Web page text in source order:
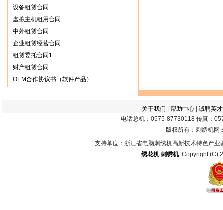
·设备租赁合同
·虚拟主机租用合同
·中外租赁合同
·企业租赁经营合同
·租赁委托合同1
·财产租赁合同
·OEM合作协议书（软件产品）
关于我们 帮助中心| 诚聘英才
电话总机：0575-87730118 传真：
版权所有：刺绣机网
支持单位：浙江省电脑刺绣机高新技术特色产
绣花机 刺绣机Copyright (C)